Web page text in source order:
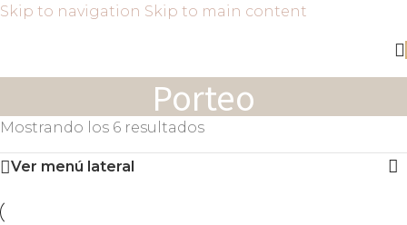
Skip to navigation Skip to main content
Porteo
Mostrando los 6 resultados
Ver menú lateral